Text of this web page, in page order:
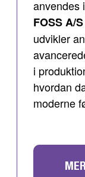
anvendes
FOSS A/
udvikler
i
hvordan
moderne